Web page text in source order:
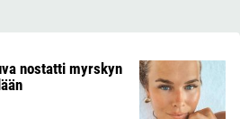
nostatti myrskyn